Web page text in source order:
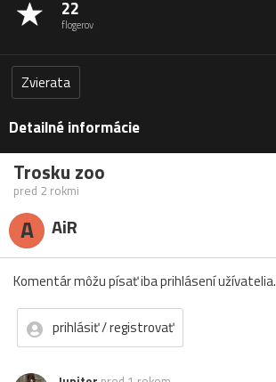
22
flogerov
Zvierata
Detailné informácie
Trosku zoo
pred 2 rokmi
A AiR
Komentár môžu písať iba prihlásení užívatelia.
prihlásiť / registrovať